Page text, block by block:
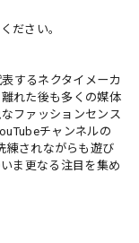
ださい。
するネクタイメーカ
れた後も多くの媒体
ファッションセンス
チャンネルの
練されながらも遊び
ま更なる注目を集め